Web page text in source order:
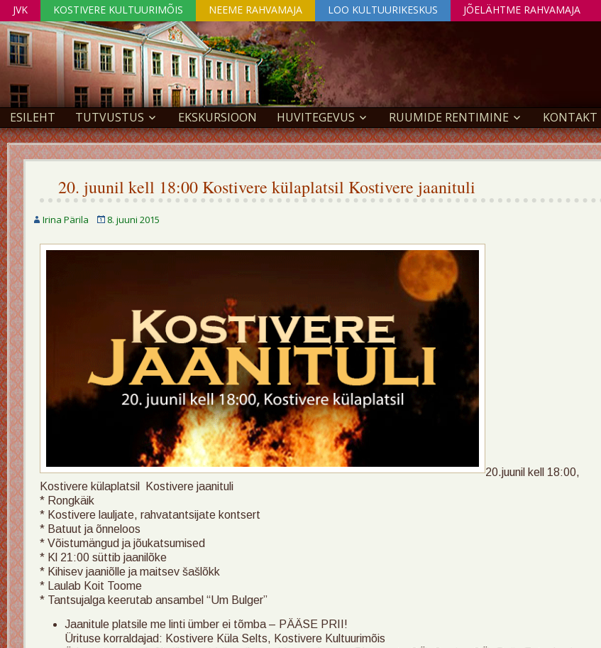
JVK KOSTIVERE KULTUURIMÕIS NEEME RAHVAMAJA LOO KULTUURIKESKUS JÕELÄHTME RAHVAMAJA
ESILEHT TUTVUSTUS EKSKURSIOON HUVITEGEVUS RUUMIDE RENTIMINE KONTAKT
20. juunil kell 18:00 Kostivere külaplatsil Kostivere jaanituli
Irina Pärila 8. juuni 2015
20.juunil kell 18:00,
Kostivere külaplatsil Kostivere jaanituli
* Rongkäik
* Kostivere lauljate, rahvatantsijate kontsert
* Batuut ja õnneloos
* Võistumängud ja jõukatsumised
* Kl 21:00 süttib jaanilõke
* Kihisev jaaniõlle ja maitsev šašlõkk
* Laulab Koit Toome
* Tantsujalga keerutab ansambel “Um Bulger”
Jaanitule platsile me linti ümber ei tõmba – PÄÄSE PRII!
Ürituse korraldajad: Kostivere Küla Selts, Kostivere Kultuurimõis